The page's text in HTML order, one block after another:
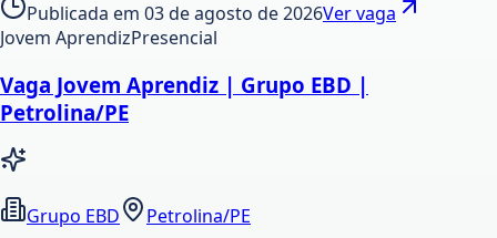
Publicada em 03 de agosto de 2026Ver vaga
Jovem AprendizPresencial
Vaga Jovem Aprendiz | Grupo EBD |
Petrolina/PE
Grupo EBD
Petrolina/PE